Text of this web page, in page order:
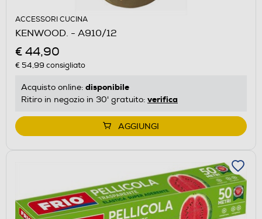
ACCESSORI CUCINA
KENWOOD. - A910/12
€ 44,90
€ 54,99 consigliato
Acquisto online: disponibile
Ritiro in negozio in 30' gratuito: verifica
AGGIUNGI